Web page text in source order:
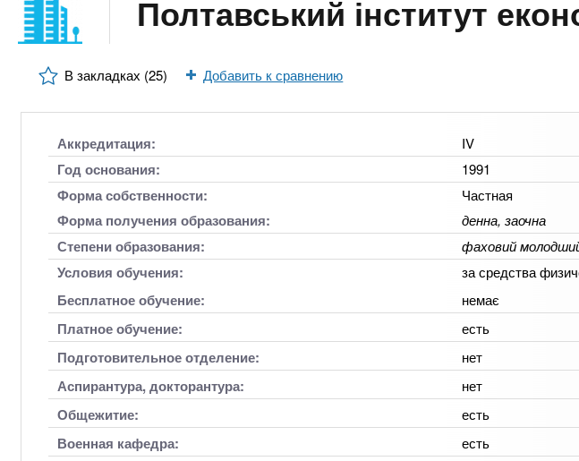
n
t
s
n
o
х
з
е
Полтавський інститут
В закладках (25) Добавить к сравнению
Аккредитация: IV
Год основания: 1991
Форма собственности: Частная
Форма получения образования: денна, заочна
Степени образования: фаховий
Условия обучения: за средства
Бесплатное обучение: немає
Платное обучение: есть
Подготовительное отделение: нет
Аспирантура, докторантура: нет
Общежитие: есть
Военная кафедра: есть